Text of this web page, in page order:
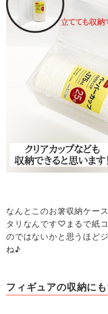
なんとこのお箸収納ケー
タリなんです♡まるで紙
のではないかと思うほど
ね♪
フィギュアの収納に